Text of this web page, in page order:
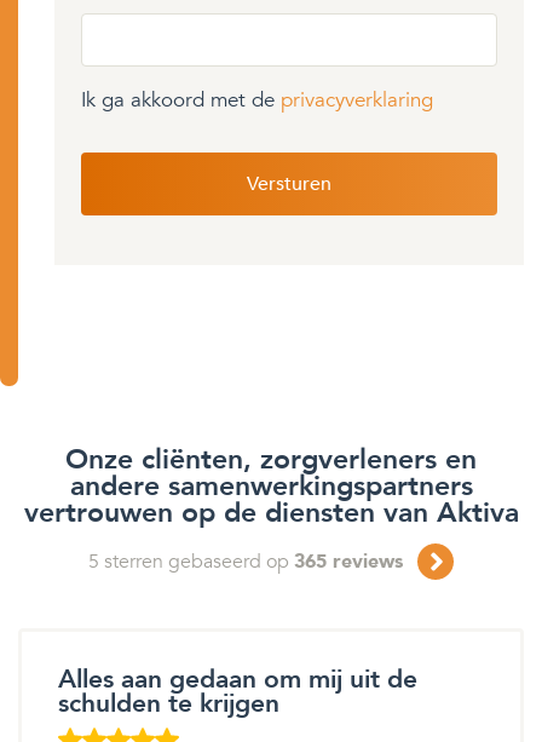
Ik ga akkoord met de privacyverklaring
Onze cliënten, zorgverleners en
andere samenwerkingspartners
vertrouwen op de diensten van Aktiva
5 sterren gebaseerd op 365 reviews
Alles aan gedaan om mij uit de
schulden te krijgen